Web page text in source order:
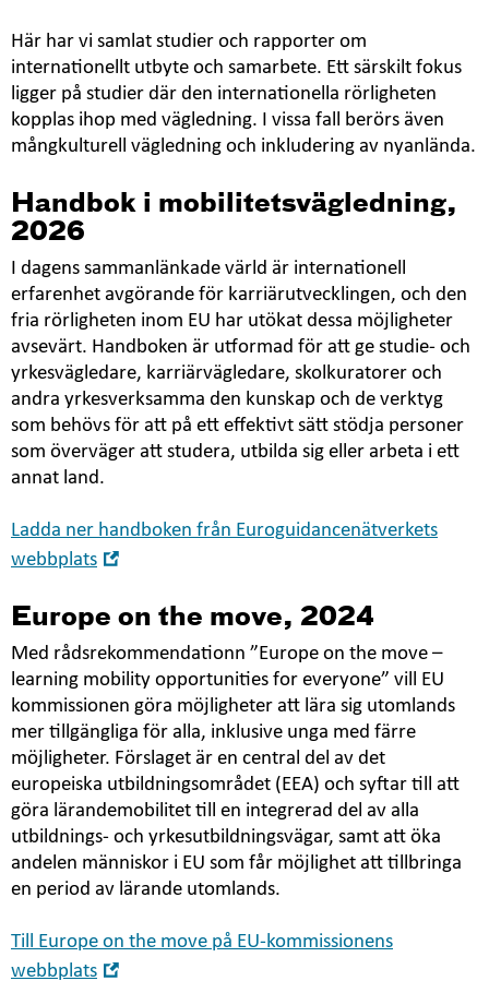
Här har vi samlat studier och rapporter om
internationellt utbyte och samarbete. Ett särskilt fokus
ligger på studier där den internationella rörligheten
kopplas ihop med vägledning. I vissa fall berörs även
mångkulturell vägledning och inkludering av nyanlända.
Handbok i mobilitetsvägledning,
2026
I dagens sammanlänkade värld är internationell
erfarenhet avgörande för karriärutvecklingen, och den
fria rörligheten inom EU har utökat dessa möjligheter
avsevärt. Handboken är utformad för att ge studie- och
yrkesvägledare, karriärvägledare, skolkuratorer och
andra yrkesverksamma den kunskap och de verktyg
som behövs för att på ett effektivt sätt stödja personer
som överväger att studera, utbilda sig eller arbeta i ett
annat land.
Ladda ner handboken från Euroguidancenätverkets
webbplats
nytt
Europe on the move, 2024
Med rådsrekommendationn ”Europe on the move –
learning mobility opportunities for everyone” vill EU
kommissionen göra möjligheter att lära sig utomlands
mer tillgängliga för alla, inklusive unga med färre
möjligheter. Förslaget är en central del av det
europeiska utbildningsområdet (EEA) och syftar till att
göra lärandemobilitet till en integrerad del av alla
utbildnings- och yrkesutbildningsvägar, samt att öka
andelen människor i EU som får möjlighet att tillbringa
en period av lärande utomlands.
Till Europe on the move på EU-kommissionens
webbplats